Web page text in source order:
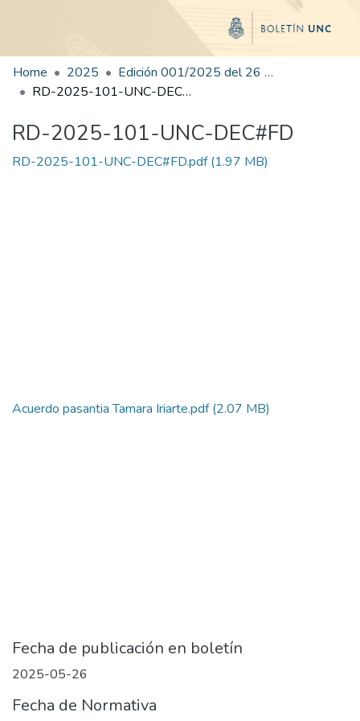
Home 2025
Edición 001/2025 del 26 de mayo de 2025
RD-2025-101-UNC-DEC#FD
RD-2025-101-UNC-DEC#FD
RD-2025-101-UNC-DEC#FD.pdf(1.97 MB)
Acuerdo pasantia Tamara Iriarte.pdf(2.07 MB)
Fecha de publicación en boletín
2025-05-26
Fecha de Normativa